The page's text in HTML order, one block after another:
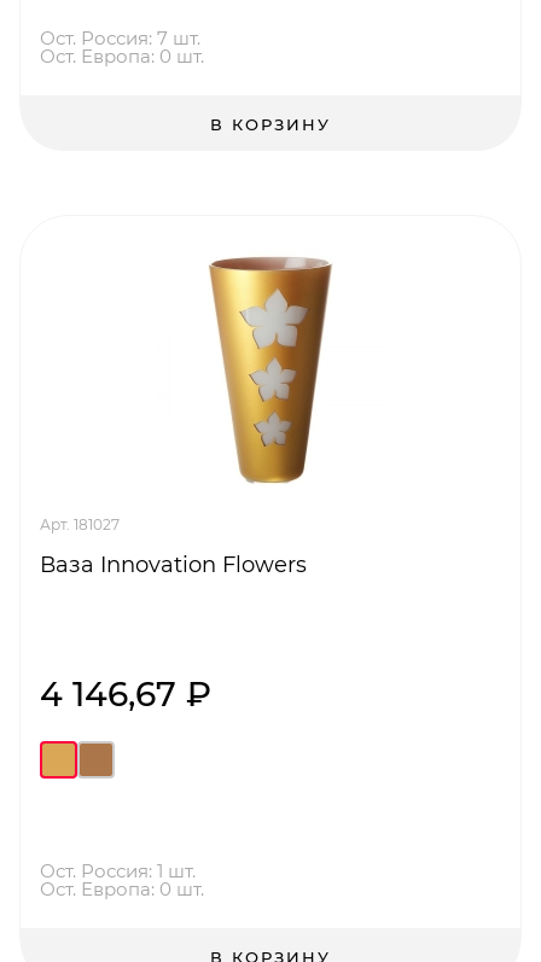
Ост. Россия: 7 шт.
Ост. Европа: 0 шт.
В КОРЗИНУ
Арт. 181027
Ваза Innovation Flowers
4 146,67 ₽
Ост. Россия: 1 шт.
Ост. Европа: 0 шт.
В КОРЗИНУ